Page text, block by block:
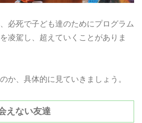
必死で子ども達のためにプログラム
凌駕し、超えていくことがありま
か、具体的に見ていきましょう。
えない友達